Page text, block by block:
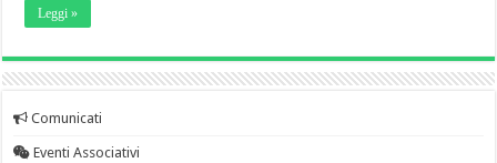
Leggi »
Comunicati
Eventi Associativi